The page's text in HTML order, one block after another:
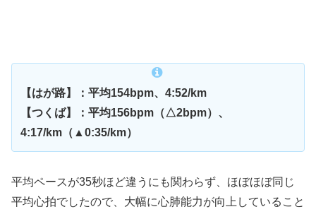
【はが路】：平均154bpm、4:52/km
【つくば】：平均156bpm（△2bpm）、
4:17/km（▲0:35/km）
平均ペースが35秒ほど違うにも関わらず、ほぼほぼ同じ
平均心拍でしたので、大幅に心肺能力が向上していること